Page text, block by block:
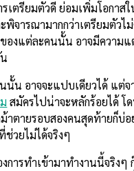
เตรียมตัวดี ย่อมเพิ่มโอกาสใ
จารณามากกว่าเตรียมตัวไม่
องแต่ละคนนั้น อาจมีความแ
นั้น อาจจะแปบเดียวได้ แต่จ
สมัครไปน่าจะหลักร้อยได้ โ
าตายรอบสองคนสุดท้ายก็บ่อ
ช่วยไม่ได้จริงๆ
การทำเข้ามาทำงานนี้จริงๆ